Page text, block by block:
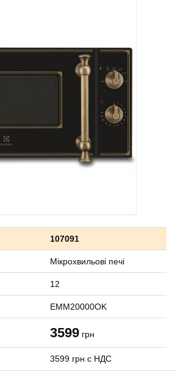
107091
Мікрохвильові печі
12
EMM20000OK
3599 грн
3599 грн с НДС